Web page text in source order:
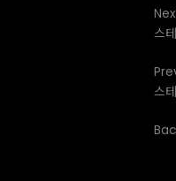
스
스